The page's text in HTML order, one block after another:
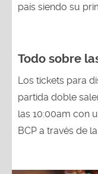
país siendo su
Todo sobre
Los tickets para
partida doble
las 10:00am con
BCP a través de